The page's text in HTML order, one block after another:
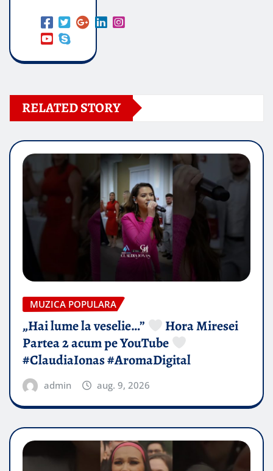
RELATED STORY
MUZICA POPULARA
„Hai lume la veselie…”
Hora Miresei
Partea 2 acum pe YouTube
#ClaudiaIonas #AromaDigital
admin aug. 9, 2026